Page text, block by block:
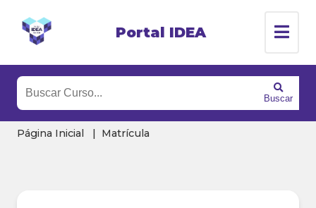
Portal IDEA
Buscar
Página Inicial Matrícula